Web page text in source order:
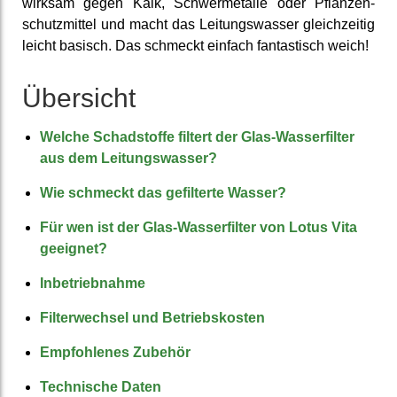
schutz­mittel und macht das Leitungs­wasser gleich­zeitig
leicht basisch. Das schmeckt einfach fantas­tisch weich!
Übersicht
Welche Schadstoffe filtert der Glas-Wasserfilter
aus dem Leitungs­wasser?
Wie schmeckt das ge­filter­te Wasser?
Für wen ist der Glas-Wasser­filter von Lotus Vita
ge­eignet?
Inbetrieb­nahme
Filter­wechsel und Betriebs­kosten
Empfohlenes Zubehör
Technische Daten